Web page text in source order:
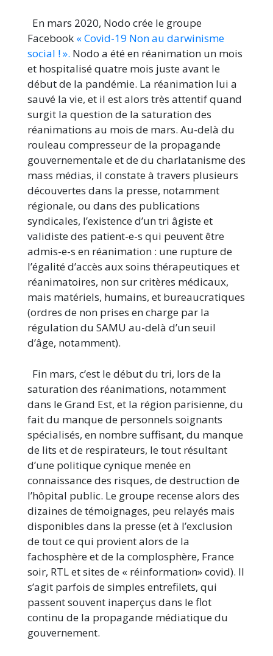
En mars 2020, Nodo crée le groupe
Facebook « Covid-19 Non au darwinisme
social ! ». Nodo a été en réanimation un mois
et hospitalisé quatre mois juste avant le
début de la pandémie. La réanimation lui a
sauvé la vie, et il est alors très attentif quand
surgit la question de la saturation des
réanimations au mois de mars. Au-delà du
rouleau compresseur de la propagande
gouvernementale et de du charlatanisme des
mass médias, il constate à travers plusieurs
découvertes dans la presse, notamment
régionale, ou dans des publications
syndicales, l’existence d’un tri âgiste et
validiste des patient-e-s qui peuvent être
admis-e-s en réanimation : une rupture de
l’égalité d’accès aux soins thérapeutiques et
réanimatoires, non sur critères médicaux,
mais matériels, humains, et bureaucratiques
(ordres de non prises en charge par la
régulation du SAMU au-delà d’un seuil
d’âge, notamment).
Fin mars, c’est le début du tri, lors de la
saturation des réanimations, notamment
dans le Grand Est, et la région parisienne, du
fait du manque de personnels soignants
spécialisés, en nombre suffisant, du manque
de lits et de respirateurs, le tout résultant
d’une politique cynique menée en
connaissance des risques, de destruction de
l’hôpital public. Le groupe recense alors des
dizaines de témoignages, peu relayés mais
disponibles dans la presse (et à l’exclusion
de tout ce qui provient alors de la
fachosphère et de la complosphère, France
soir, RTL et sites de « réinformation» covid). Il
s’agit parfois de simples entrefilets, qui
passent souvent inaperçus dans le flot
continu de la propagande médiatique du
gouvernement.